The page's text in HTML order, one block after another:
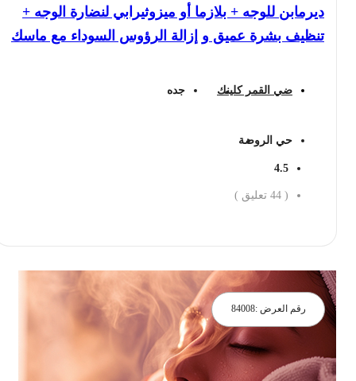
ديرمابن للوجه + بلازما أو ميزوثيرابي لنضارة الوجه +
تنظيف بشرة عميق و إزالة الرؤوس السوداء مع ماسك
ضي القمر كلينك جده
حي الروضة
4.5
44 تعليق )
رقم العرض :84008